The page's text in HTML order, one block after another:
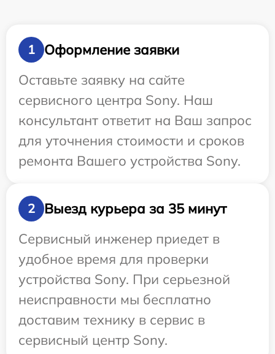
1
Оформление заявки
Оставьте заявку на сайте
сервисного центра Sony. Наш
консультант ответит на Ваш запрос
для уточнения стоимости и сроков
ремонта Вашего устройства Sony.
2
Выезд курьера за 35 минут
Сервисный инженер приедет в
удобное время для проверки
устройства Sony. При серьезной
неисправности мы бесплатно
доставим технику в сервис в
сервисный центр Sony.